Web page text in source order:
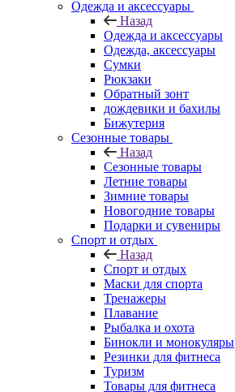
Одежда и аксессуары
Назад
Одежда и аксессуары
Одежда, аксессуары
Сумки
Рюкзаки
Обратный зонт
дождевики и бахилы
Бижутерия
Сезонные товары
Назад
Сезонные товары
Летние товары
Зимние товары
Новогодние товары
Подарки и сувениры
Спорт и отдых
Назад
Спорт и отдых
Маски для спорта
Тренажеры
Плавание
Рыбалка и охота
Бинокли и монокуляры
Резинки для фитнеса
Туризм
Товары для фитнеса